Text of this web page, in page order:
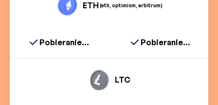
ETH (eth, optimism, arbitrum)
Pobieranie... Pobieranie...
LTC